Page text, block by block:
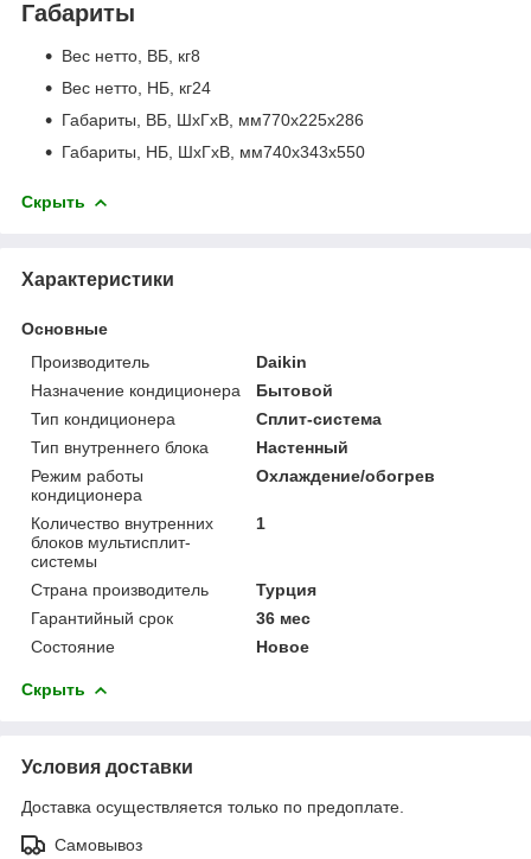
Габариты
Вес нетто, ВБ, кг8
Вес нетто, НБ, кг24
Габариты, ВБ, ШхГхВ, мм770x225x286
Габариты, НБ, ШхГхВ, мм740x343x550
Скрыть
Характеристики
Основные
Производитель
Daikin
Назначение кондиционера
Бытовой
Тип кондиционера
Сплит-система
Тип внутреннего блока
Настенный
Режим работы
кондиционера
Охлаждение/обогрев
Количество внутренних
блоков мультисплит-
системы
1
Страна производитель
Турция
Гарантийный срок
36 мес
Состояние
Новое
Скрыть
Условия доставки
Доставка осуществляется только по предоплате.
Самовывоз